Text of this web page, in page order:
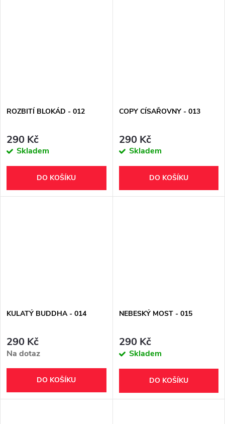
ROZBITÍ BLOKÁD - 012
290 Kč
Skladem
DO KOŠÍKU
COPY CÍSAŘOVNY - 013
290 Kč
Skladem
DO KOŠÍKU
KULATÝ BUDDHA - 014
290 Kč
Na dotaz
DO KOŠÍKU
NEBESKÝ MOST - 015
290 Kč
Skladem
DO KOŠÍKU